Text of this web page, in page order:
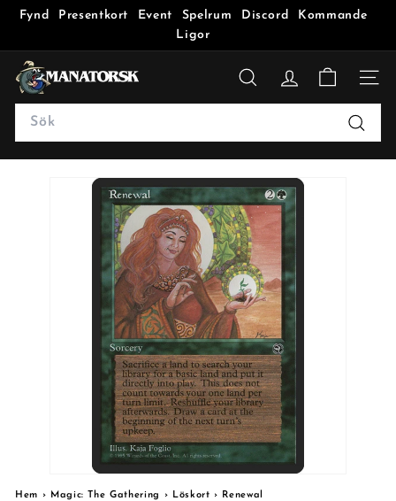
Fynd Presentkort Event Spelrum Discord
Kommande
Ligor
M
a
a
t
SÖK
Search
Sök
Hem › Magic: The Gathering › Löskort › Renewal